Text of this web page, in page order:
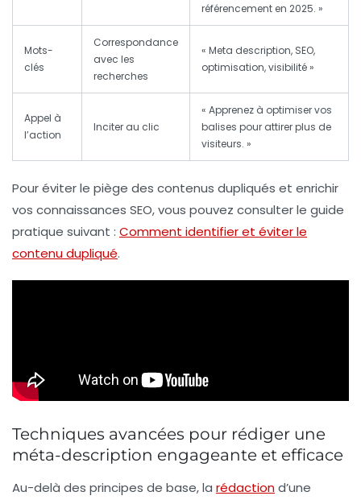
référencement en 2025. »
Mots-
clés
Correspondance
avec les
recherches
« Meta description, SEO,
optimisation, visibilité »
Appel à
l’action
Inciter au clic
« Apprenez à optimiser vos
balises pour attirer plus de
visiteurs. »
Pour éviter le piège des contenus dupliqués et enrichir
vos connaissances SEO, vous pouvez consulter le guide
pratique suivant : Comment identifier et éviter le
contenu dupliqué.
Techniques avancées pour rédiger une
méta-description engageante et efficace
Au-delà des principes de base, la rédactiond’une